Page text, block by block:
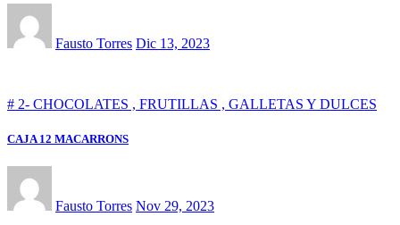
Fausto Torres Dic 13, 2023
# 2- CHOCOLATES , FRUTILLAS , GALLETAS Y DULCES
CAJA 12 MACARRONS
Fausto Torres Nov 29, 2023